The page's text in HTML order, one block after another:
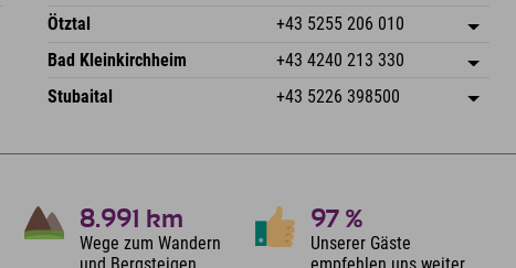
Österreich
Buchen
Freizeitpark 10
Österreich
Adresse speichern
Buchen
Ötztal +43 5255 206 010
Gscheat 14
Österreich
Adresse speichern
Buchen
Bad Kleinkirchheim +43 4240 213 330
Dorfstraße 24
Adresse speichern
Mail senden
Stubaital +43 5226 398500
8.991 km
Wege zum Wandern
und Bergsteigen
97 %
Unserer Gäste
empfehlen uns weiter